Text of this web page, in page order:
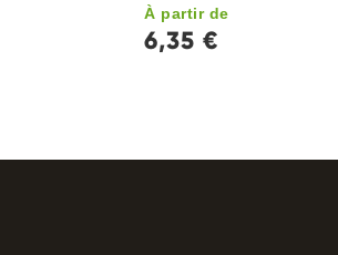
À partir de
6,35 €